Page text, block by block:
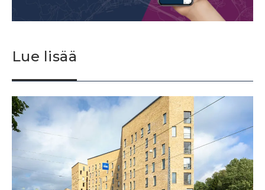
Lue lisää